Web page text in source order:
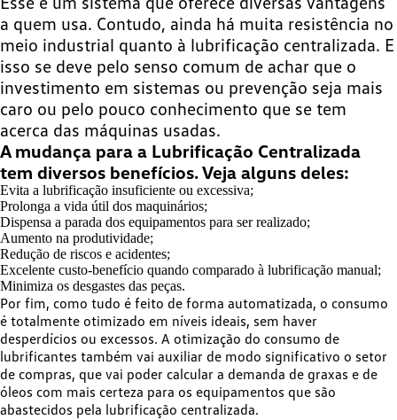
a quem usa. Contudo, ainda há muita resistência no
meio industrial quanto à lubrificação centralizada. E
isso se deve pelo senso comum de achar que o
investimento em sistemas ou prevenção seja mais
caro ou pelo pouco conhecimento que se tem
acerca das máquinas usadas.
A mudança para a Lubrificação Centralizada
tem diversos benefícios. Veja alguns deles:
Evita a lubrificação insuficiente ou excessiva;
Prolonga a vida útil dos maquinários;
Dispensa a parada dos equipamentos para ser realizado;
Aumento na produtividade;
Redução de riscos e acidentes;
Excelente custo-benefício quando comparado à lubrificação manual;
Minimiza os desgastes das peças.
Por fim, como tudo é feito de forma automatizada, o consumo
é totalmente otimizado em níveis ideais, sem haver
desperdícios ou excessos. A otimização do consumo de
lubrificantes também vai auxiliar de modo significativo o setor
de compras, que vai poder calcular a demanda de graxas e de
óleos com mais certeza para os equipamentos que são
abastecidos pela lubrificação centralizada.